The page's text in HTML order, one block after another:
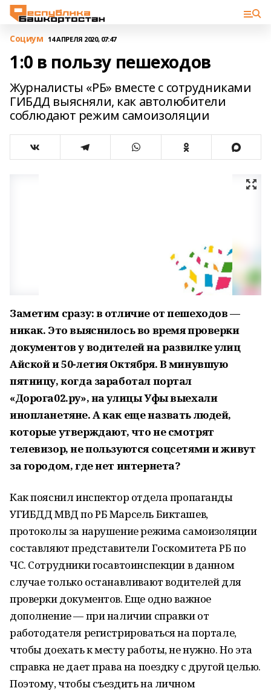
Cоциум 14 АПРЕЛЯ 2020, 07:47
1:0 в пользу пешеходов
Журналисты «РБ» вместе с сотрудниками
ГИБДД выясняли, как автолюбители
соблюдают режим самоизоляции
Заметим сразу: в отличие от пешеходов —
никак. Это выяснилось во время проверки
документов у водителей на развилке улиц
Айской и 50-летия Октября. В минувшую
пятницу, когда заработал портал
«Дорога02.ру», на улицы Уфы выехали
инопланетяне. А как еще назвать людей,
которые утверждают, что не смотрят
телевизор, не пользуются соцсетями и живут
за городом, где нет интернета?
Как пояснил инспектор отдела пропаганды
УГИБДД МВД по РБ Марсель Бикташев,
протоколы за нарушение режима самоизоляции
составляют представители Госкомитета РБ по
ЧС. Сотрудники госавтоинспекции в данном
случае только останавливают водителей для
проверки документов. Еще одно важное
дополнение — при наличии справки от
работодателя регистрироваться на портале,
чтобы доехать к месту работы, не нужно. Но эта
справка не дает права на поездку с другой целью.
Поэтому, чтобы съездить на личном